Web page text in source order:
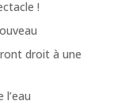
!
droit à une